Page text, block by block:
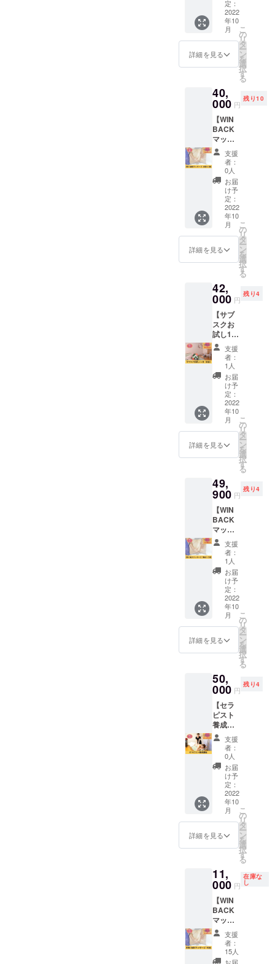
メージ
が相違
する場
合等、
掲載を
お断り
があり
ます。
お断り
させて
いただ
いた場
合にお
いても
返金は
いたし
かねま
す。 ※
掲載期
間は
2022年
ら1年間
です。
です。
※HPは
2022年
9月完成
予定と
なって
おりま
す。
ら１年
間で
す。 ※
先着5名
様限定
※チラシ
さまの
ご負担
となり
ます。
に何度
でも90
分の
マッ
サージ
を受け
れる権
利で
マッ
サージ
の種類
は、リ
ラック
ス、痩
身、
ヘッド
+膝下、
オー
ダーメ
イドお
まかせ
からど
れを選
択して
もOKで
サージ
を試し
いただ
きたく
各1種類
2回まで
をオス
スメし
ており
ます。
通常価
42,500
→32,00
0円とな
りま
※詳しい
住所は
個別に
ご連絡
しま
す。 ※
有効期
限は
2022年
10月か
ら1年間
のうち
1ヶ月で
す。
定：
2022
年10
月
詳細を見る
こ
の
リ
タ
ー
ン
を
選
択
す
る
40,
000 円
残り10
【WIN
BACK
マッ
サージ
60分×3
回】
WIN
BACK
マッ
サージ
60分を3
回受け
られる
権利で
す。 通
常価格
円のと
ころ、
40000
円で施
術が受
けられ
る権利
です。
1回の施
術時間
は60
分。 10
名様限
定で
す。 リ
ターン
施術は
サロン
になり
ます。
※久留米
市、福
岡市白
金での
施術も
ご相談
頂けま
す。(割
増料金
かかる
場合も
あり) ※
有効期
限は
以内に
なりま
す。 ※
日程は
メール
にて調
整いた
しま
す。 ※
法令に
基づく
医療、
診療行
為では
ござい
ん。 ※
効果に
りま
す。
支援
者：
0人
お届
け予
定：
2022
年10
月
詳細を見る
こ
の
リ
タ
ー
ン
を
選
択
す
る
42,
000 円
残り4
【サブ
スクお
試し1ヶ
月オイ
ルマッ
サージ
90分(白
金)】 月
に何度
でも90
分の
マッ
サージ
を受け
れる権
利で
マッ
サージ
の種類
は、リ
ラック
ス、痩
身、
ヘッド
+膝下、
オー
ダーメ
イドお
まかせ
からど
れを選
択して
もOKで
サージ
を試し
いただ
きたく
各1種類
2回まで
をオス
スメし
ており
ます。
通常価
62,500
→42,00
0円とな
りま
※詳しい
住所は
個別に
ご連絡
しま
す。(福
岡県白
金) ※有
効期限
支援
者：
1人
お届
け予
定：
2022
年10
月
詳細を見る
こ
の
リ
タ
ー
ン
を
選
択
す
る
49,
900 円
残り4
【WIN
BACK
マッ
サージ
90分×3
回】
WIN
BACK
マッ
サージ
90分を3
回受け
られる
権利で
す。 通
常価格
円のと
ころ、
49900
円で施
術が受
けられ
る権利
です。
1回の施
術時間
は90
分。 5
名様限
定で
す。 リ
ターン
施術は
サロン
になり
ます。
※久留米
市、福
岡市白
金での
施術も
ご相談
頂けま
支援
者：
1人
お届
け予
定：
2022
年10
月
詳細を見る
こ
の
リ
タ
ー
ン
を
選
択
す
る
50,
000 円
残り4
【セラ
ピスト
養成講
座】 セ
ラピス
トを育
成する
講座を
受けら
れる権
利で
す。 リ
ピート
率やお
客様満
足度を
コツを
お伝え
しま
す。 通
常価格
100,000
円
→50,00
0円にな
りま
支援
者：
0人
お届
け予
定：
2022
年10
月
詳細を見る
こ
の
リ
タ
ー
ン
を
選
択
す
る
11,
000 円
在庫な
し
【WIN
BACK
マッ
サージ
90分】
WIN
BACK
支援
者：
15人